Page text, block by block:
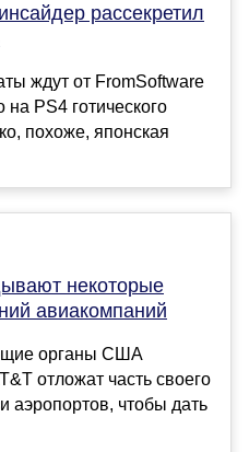
рассекретил
ждут от FromSoftware
PS4 готического
похоже, японская
некоторые
авиакомпаний
органы США
отложат часть своего
аэропортов, чтобы дать